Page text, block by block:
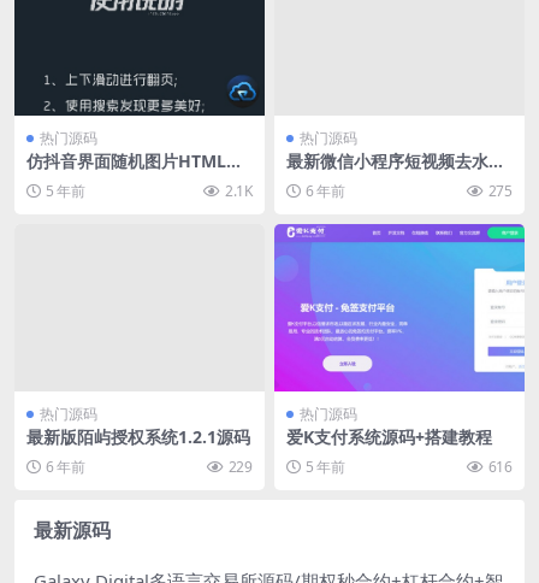
热门源码
仿抖音界面随机图片HTML源
码 5 年前 2.1K
热门源码
最新微信小程序短视频去水印
源码6 年前 275
热门源码
最新版陌屿授权系统1.2.1源码
6 年前 229
热门源码
爱K支付系统源码+搭建教程
5 年前 616
最新源码